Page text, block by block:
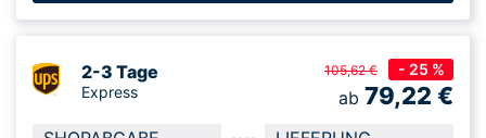
2-3 Tage
Express
105,62 € - 25 %
ab 79,22 €